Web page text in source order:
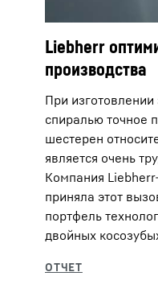
Liebherr
производства
При
спиралью точное
шестерен
является очень
Компания
приняла этот
портфель
двойных